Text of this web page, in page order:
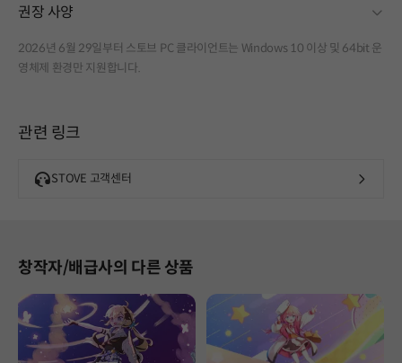
권장 사양
2026년 6월 29일부터 스토브 PC 클라이언트는 Windows 10 이상 및 64bit 운
영체제 환경만 지원합니다.
관련 링크
STOVE 고객센터
창작자/배급사의 다른 상품